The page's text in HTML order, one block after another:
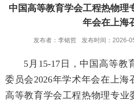
中国高等教育学会工程热物理
年会在上海
发布者：李铭哲 发布时间：2026-
5月15-17日，中国高等教
委员会2026年学术年会在上海
高等教育学会工程热物理专业